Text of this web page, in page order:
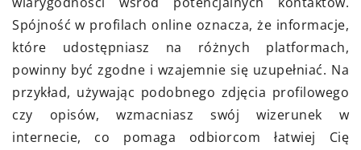
Spójność w profilach online oznacza, że informacje,
które udostępniasz na różnych platformach,
powinny być zgodne i wzajemnie się uzupełniać. Na
przykład, używając podobnego zdjęcia profilowego
czy opisów, wzmacniasz swój wizerunek w
internecie, co pomaga odbiorcom łatwiej Cię